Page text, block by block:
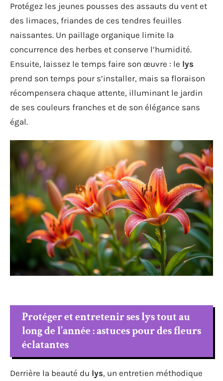
Protégez les jeunes pousses des assauts du vent et
des limaces, friandes de ces tendres feuilles
naissantes. Un paillage organique limite la
concurrence des herbes et conserve l’humidité.
Ensuite, laissez le temps faire son œuvre : le lys
prend son temps pour s’installer, mais sa floraison
récompensera chaque attente, illuminant le jardin
de ses couleurs franches et de son élégance sans
égal.
Protéger et entretenir ses lys tout au
long de l’année : astuces pour des fleurs
éclatantes
Derrière la beauté du lys, un entretien méthodique